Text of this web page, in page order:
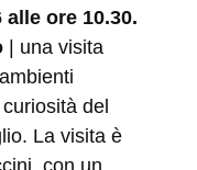
ore 10.30.
| una visita
del
La visita è
con un